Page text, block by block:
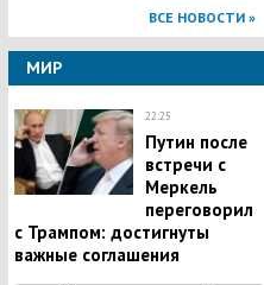
ВСЕ НОВОСТИ »
МИР
22:25
Путин после
встречи с
Меркель
переговорил
с Трампом: достигнуты
важные соглашения